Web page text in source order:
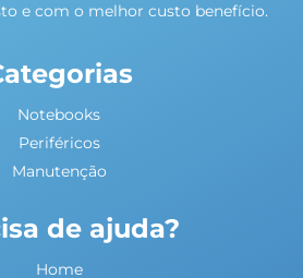
e com o melhor custo benefício.
Notebooks
Periféricos
Manutenção
de ajuda?
Home